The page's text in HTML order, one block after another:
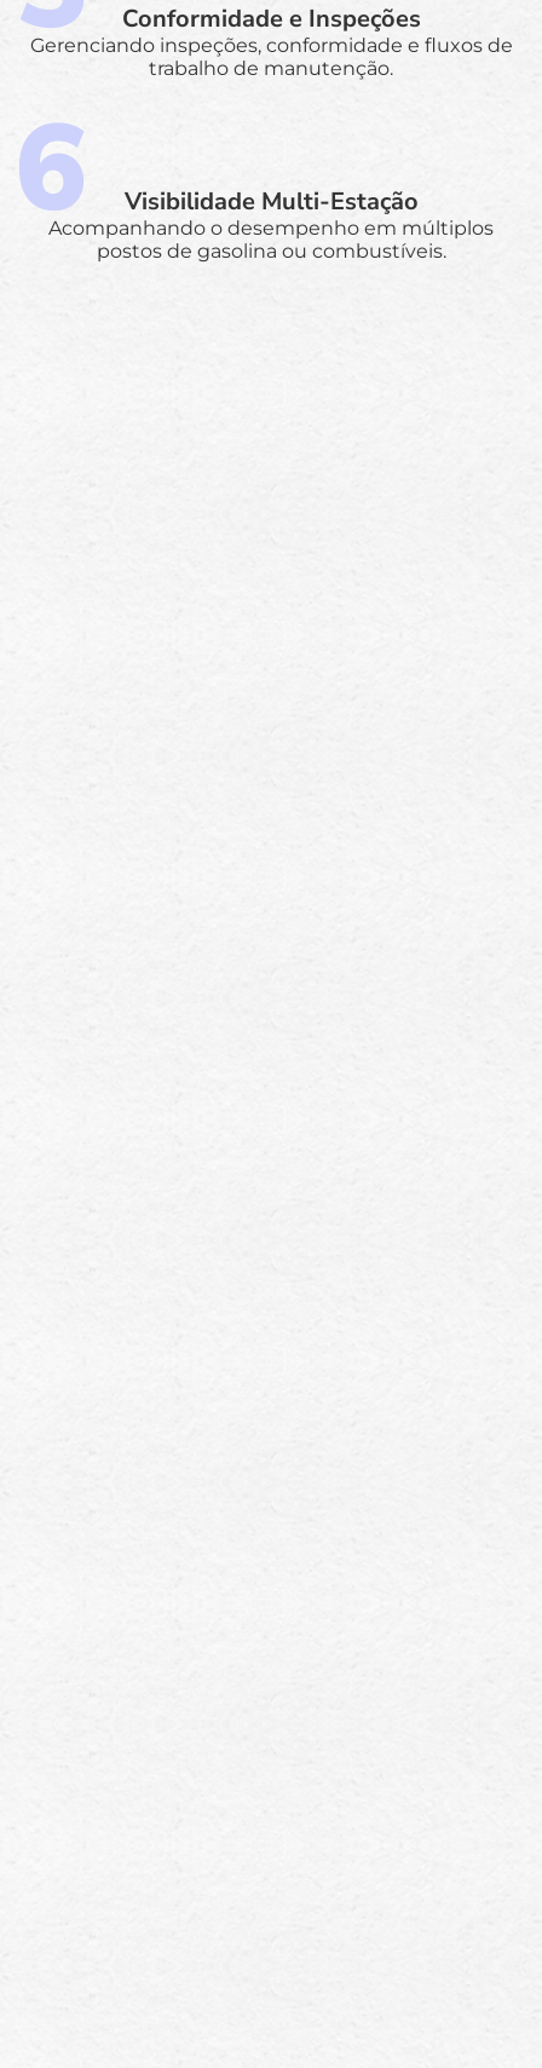
Conformidade e Inspeções
Gerenciando inspeções, conformidade e fluxos de
trabalho de manutenção.
Visibilidade Multi-Estação
Acompanhando o desempenho em múltiplos
postos de gasolina ou combustíveis.